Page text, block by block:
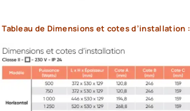
Tableau de Dimensions et cotes d’installation :